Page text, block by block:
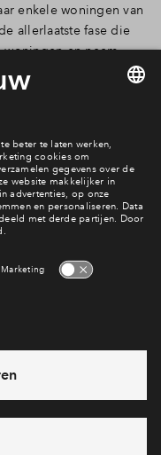
enkele woningen van
allerlaatste fase die
en neem
woningen.